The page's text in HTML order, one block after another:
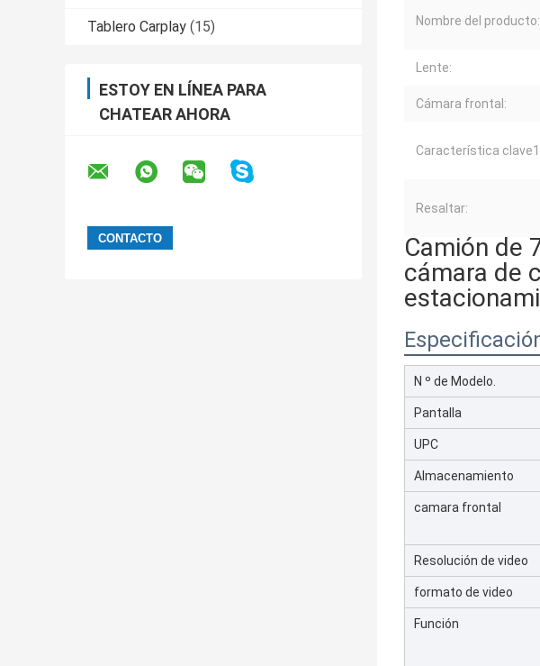
Tablero Carplay (15)
ESTOY EN LÍNEA PARA
CHATEAR AHORA
Nombre del producto:
Lente:
Cámara frontal:
Característica
Resaltar:
Camión de
cámara de
N º de Modelo.
Pantalla
UPC
Almacenamiento
camara frontal
Resolución de video
formato de video
Función